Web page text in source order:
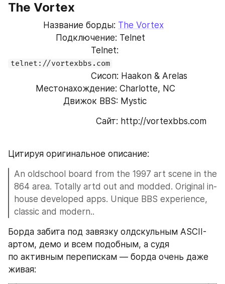
The Vortex
              Название борды:
The Vortex
                   Подключение: Telnet
telnet://vortexbbs.com
                                 Сисоп: Haakon & Arelas
           Местонахождение: Charlotte, NC
                      Движок BBS: Mystic
                                   Сайт: http://vortexbbs.com
Цитируя оригинальное описание:
An oldschool board from the 1997 art scene in the
864 area. Totally artd out and modded. Original in-
house developed apps. Unique BBS experience,
classic and modern..
Борда забита под завязку олдскульным ASCII-
артом, демо и всем подобным, а судя
по активным перепискам — борда очень даже
живая: